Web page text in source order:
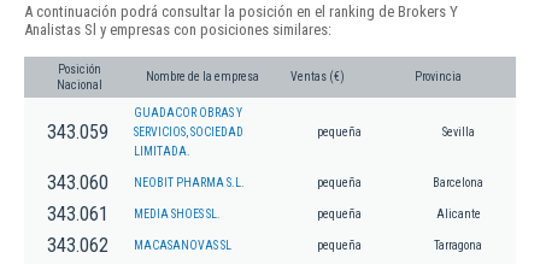
A continuación podrá consultar la posición en el ranking de Brokers Y
Analistas Sl y empresas con posiciones similares:
Posición
Nacional
Nombre de la empresa Ventas (€) Provincia
343.059
GUADACOR OBRAS Y
SERVICIOS, SOCIEDAD
LIMITADA.
pequeña Sevilla
343.060 NEOBIT PHARMA S.L. pequeña Barcelona
343.061 MEDIA SHOES SL. pequeña Alicante
343.062 MACASANOVAS SL pequeña Tarragona